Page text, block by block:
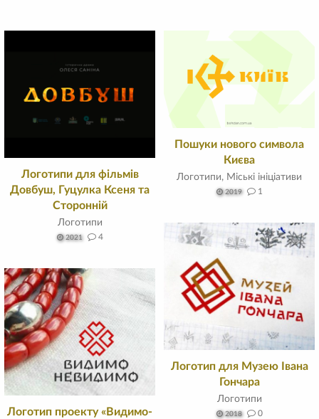
Логотипи для фільмів
Довбуш, Гуцулка Ксеня та
Сторонній
Логотипи
2021 4
Пошуки нового символа
Києва
Логотипи, Міські ініціативи
2019 1
Логотип для Музею Івана
Гончара
Логотипи
2018 0
Логотип проекту «Видимо-